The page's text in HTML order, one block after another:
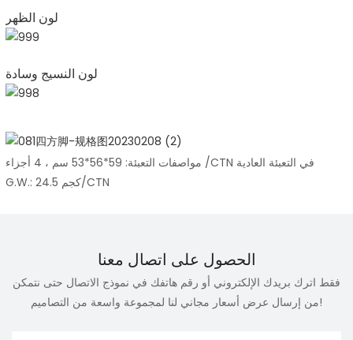
لون الظهر
لون النسيج وسادة
مواصفات التعبئة: 59*56*53 سم ، 4 أجزاء /CTN في التعبئة العادية
G.W.: 24.5 كجم/CTN
الحصول على اتصال معنا
فقط اترك بريدك الإلكتروني أو رقم هاتفك في نموذج الاتصال حتى نتمكن
من إرسال عرض أسعار مجاني لنا لمجموعة واسعة من التصاميم!